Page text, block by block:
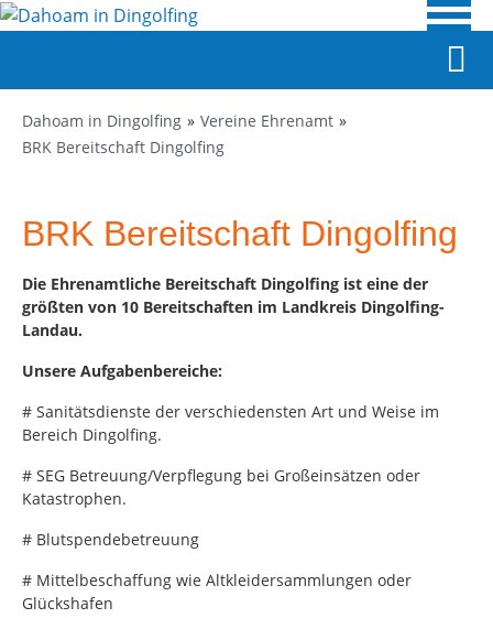
Dahoam in Dingolfing
Vereine Ehrenamt
BRK Bereitschaft Dingolfing
BRK Bereitschaft Dingolfing
Die Ehrenamtliche Bereitschaft Dingolfing ist eine der
größten von 10 Bereitschaften im Landkreis Dingolfing-
Landau.
Unsere Aufgabenbereiche:
# Sanitätsdienste der verschiedensten Art und Weise im
Bereich Dingolfing.
# SEG Betreuung/Verpflegung bei Großeinsätzen oder
Katastrophen.
# Blutspendebetreuung
# Mittelbeschaffung wie Altkleidersammlungen oder
Glückshafen